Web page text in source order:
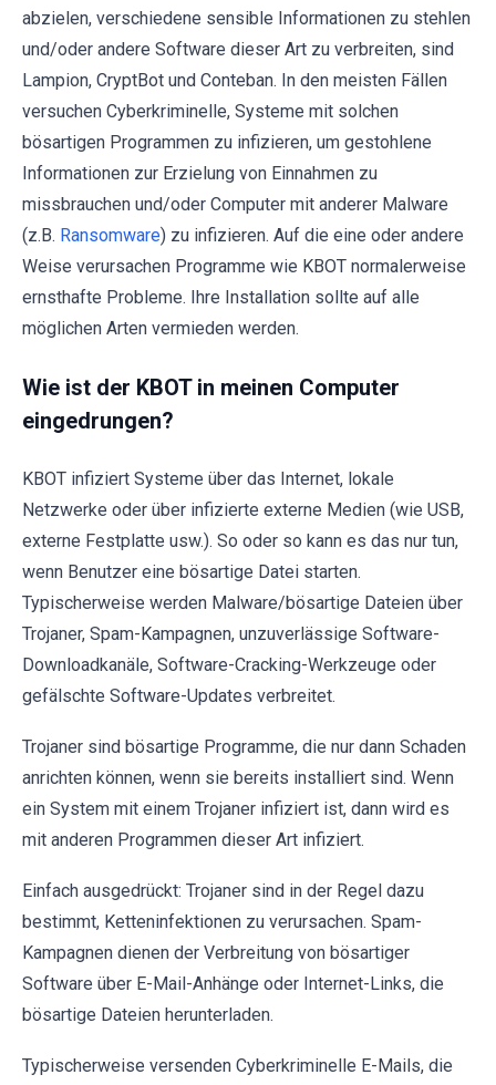
abzielen, verschiedene sensible Informationen zu stehlen
und/oder andere Software dieser Art zu verbreiten, sind
Lampion, CryptBot und Conteban. In den meisten Fällen
versuchen Cyberkriminelle, Systeme mit solchen
bösartigen Programmen zu infizieren, um gestohlene
Informationen zur Erzielung von Einnahmen zu
missbrauchen und/oder Computer mit anderer Malware
(z.B. Ransomware) zu infizieren. Auf die eine oder andere
Weise verursachen Programme wie KBOT normalerweise
ernsthafte Probleme. Ihre Installation sollte auf alle
möglichen Arten vermieden werden.
Wie ist der KBOT in meinen Computer
eingedrungen?
KBOT infiziert Systeme über das Internet, lokale
Netzwerke oder über infizierte externe Medien (wie USB,
externe Festplatte usw.). So oder so kann es das nur tun,
wenn Benutzer eine bösartige Datei starten.
Typischerweise werden Malware/bösartige Dateien über
Trojaner, Spam-Kampagnen, unzuverlässige Software-
Downloadkanäle, Software-Cracking-Werkzeuge oder
gefälschte Software-Updates verbreitet.
Trojaner sind bösartige Programme, die nur dann Schaden
anrichten können, wenn sie bereits installiert sind. Wenn
ein System mit einem Trojaner infiziert ist, dann wird es
mit anderen Programmen dieser Art infiziert.
Einfach ausgedrückt: Trojaner sind in der Regel dazu
bestimmt, Ketteninfektionen zu verursachen. Spam-
Kampagnen dienen der Verbreitung von bösartiger
Software über E-Mail-Anhänge oder Internet-Links, die
bösartige Dateien herunterladen.
Typischerweise versenden Cyberkriminelle E-Mails, die